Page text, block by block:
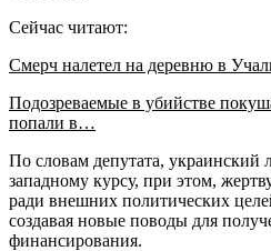
Сейчас читают:
Смерч налетел на деревню в
Подозреваемые в убийстве
попали в…
По словам депутата, украинский
западному курсу, при этом,
ради внешних политических
создавая новые поводы для
финансирования.